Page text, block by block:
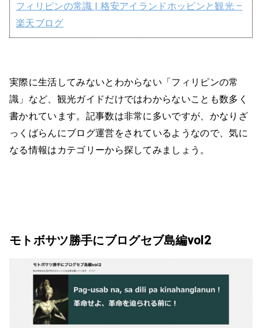
フィリピンの常識 | 格安アイランドホッピンと観光 –
楽天ブログ
実際に生活してみないとわからない「フィリピンの常
識」など、観光ガイドだけではわからないことも数多く
書かれています。記事数は非常に多いですが、かなりざ
っくばらんにブログ運営をされているようなので、気に
なる情報はカテゴリーから探してみましょう。
モトボサツ勝手にブログセブ島編vol2